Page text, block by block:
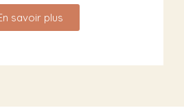
savoir plus